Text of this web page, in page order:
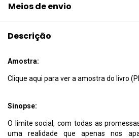
Meios de envio
Descrição
Amostra:
Clique aqui para ver a amostra do livro
Sinopse:
O limite social, com todas as
uma realidade que apenas nos